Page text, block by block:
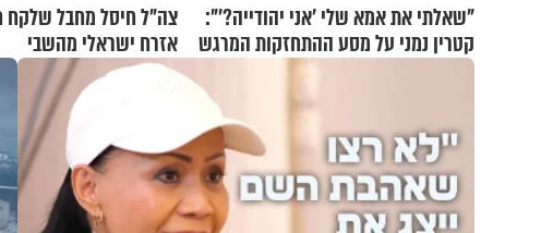
"שאלתי את אמא שלי 'אני יהודייה?'":
קטרין נמני על מסע ההתחזקות המרגש
צה"ל חיסל מחבל שלקח
אזרח ישראלי מהשבי